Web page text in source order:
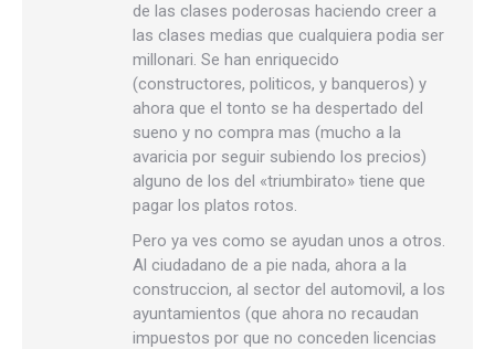
de las clases poderosas haciendo creer a
las clases medias que cualquiera podia ser
millonari. Se han enriquecido
(constructores, politicos, y banqueros) y
ahora que el tonto se ha despertado del
sueno y no compra mas (mucho a la
avaricia por seguir subiendo los precios)
alguno de los del «triumbirato» tiene que
pagar los platos rotos.
Pero ya ves como se ayudan unos a otros.
Al ciudadano de a pie nada, ahora a la
construccion, al sector del automovil, a los
ayuntamientos (que ahora no recaudan
impuestos por que no conceden licencias